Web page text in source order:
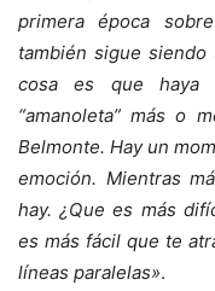
primera época
también sigue
cosa es que haya
“amanoleta” más o
Belmonte. Hay un
emoción. Mientras
hay. ¿Que es más
es más fácil que te
líneas paralelas».